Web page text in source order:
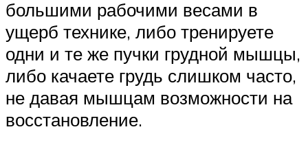
большими рабочими весами в
ущерб технике, либо тренируете
одни и те же пучки грудной мышцы,
либо качаете грудь слишком часто,
не давая мышцам возможности на
восстановление.